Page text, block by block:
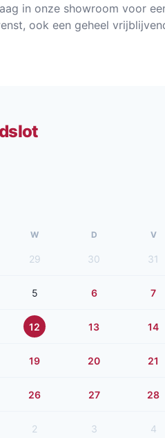
in onze showroom voor
ook een geheel
W D V
29 30 31
5 6 7
12 13 14
19 20 21
26 27 28
2 3 4